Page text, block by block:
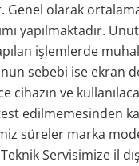
Genel olarak
yapılmaktadır.
işlemlerde
sebebi ise ekran
cihazın ve
edilmemesinden
süreler marka
Servisimize il